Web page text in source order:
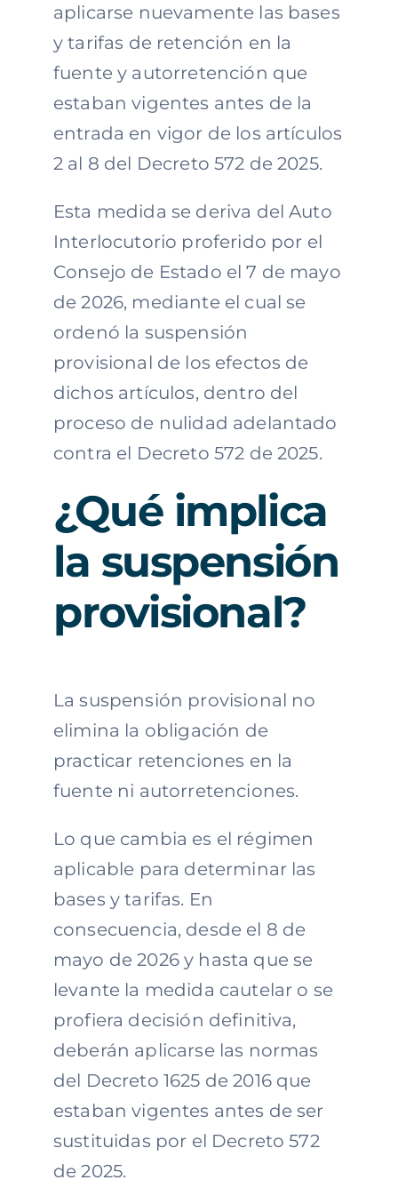
aplicarse nuevamente las bases
y tarifas de retención en la
fuente y autorretención que
estaban vigentes antes de la
entrada en vigor de los artículos
2 al 8 del Decreto 572 de 2025.
Esta medida se deriva del Auto
Interlocutorio proferido por el
Consejo de Estado el 7 de mayo
de 2026, mediante el cual se
ordenó la suspensión
provisional de los efectos de
dichos artículos, dentro del
proceso de nulidad adelantado
contra el Decreto 572 de 2025.
¿Qué implica
la suspensión
provisional?
La suspensión provisional no
elimina la obligación de
practicar retenciones en la
fuente ni autorretenciones.
Lo que cambia es el régimen
aplicable para determinar las
bases y tarifas. En
consecuencia, desde el 8 de
mayo de 2026 y hasta que se
levante la medida cautelar o se
profiera decisión definitiva,
deberán aplicarse las normas
del Decreto 1625 de 2016 que
estaban vigentes antes de ser
sustituidas por el Decreto 572
de 2025.